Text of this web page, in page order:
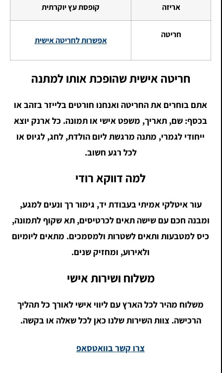
אריזה קופסת עץ יוקרתית
חריטה
אפשרות לחריטה אישית
חריטה אישית שהופכת אותו למתנה
אתם בוחרים את החריטה ואנחנו חורטים בלייזר בזהב או
בכסף: שם, תאריך, משפט אישי או תמונה. כל ארנק יוצא
ייחודי לגמרי, מתנה מרגשת ליום הולדת, לחג, לגיוס או
לכל רגע חשוב.
למה דווקא רודי
עור איטלקי אמיתי בעבודת יד, גימור רך ונעים למגע,
ומבנה חכם עם שישה תאים לכרטיסים, תא שקוף לתמונה,
כיס למטבעות ותאים לשטרות ולמסמכים. מתאים ליומיום
ולאירוע, ומחזיק שנים.
משלוח ושירות אישי
משלוח מהיר לכל הארץ עם ליווי אישי לאורך כל תהליך
הרכישה. צוות השירות שלנו כאן לכל שאלה או בקשה.
צרו קשר בוואטסאפ